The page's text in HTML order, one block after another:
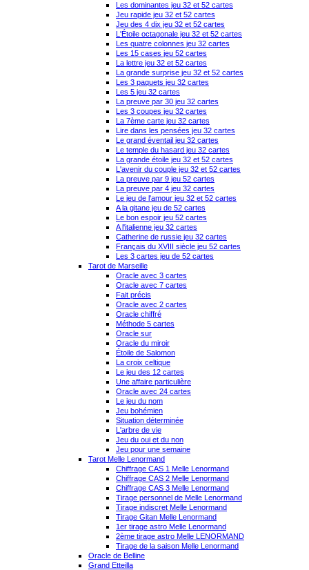
Les dominantes jeu 32 et 52 cartes
Jeu rapide jeu 32 et 52 cartes
Jeu des 4 dix jeu 32 et 52 cartes
L'Étoile octagonale jeu 32 et 52 cartes
Les quatre colonnes jeu 32 cartes
Les 15 cases jeu 52 cartes
La lettre jeu 32 et 52 cartes
La grande surprise jeu 32 et 52 cartes
Les 3 paquets jeu 32 cartes
Les 5 jeu 32 cartes
La preuve par 30 jeu 32 cartes
Les 3 coupes jeu 32 cartes
La 7ème carte jeu 32 cartes
Lire dans les pensées jeu 32 cartes
Le grand éventail jeu 32 cartes
Le temple du hasard jeu 32 cartes
La grande étoile jeu 32 et 52 cartes
L'avenir du couple jeu 32 et 52 cartes
La preuve par 9 jeu 52 cartes
La preuve par 4 jeu 32 cartes
Le jeu de l'amour jeu 32 et 52 cartes
A la gitane jeu de 52 cartes
Le bon espoir jeu 52 cartes
A l'italienne jeu 32 cartes
Catherine de russie jeu 32 cartes
Français du XVIII siècle jeu 52 cartes
Les 3 cartes jeu de 52 cartes
Tarot de Marseille
Oracle avec 3 cartes
Oracle avec 7 cartes
Fait précis
Oracle avec 2 cartes
Oracle chiffré
Méthode 5 cartes
Oracle sur
Oracle du miroir
Étoile de Salomon
La croix celtique
Le jeu des 12 cartes
Une affaire particulière
Oracle avec 24 cartes
Le jeu du nom
Jeu bohémien
Situation déterminée
L'arbre de vie
Jeu du oui et du non
Jeu pour une semaine
Tarot Melle Lenormand
Chiffrage CAS 1 Melle Lenormand
Chiffrage CAS 2 Melle Lenormand
Chiffrage CAS 3 Melle Lenormand
Tirage personnel de Melle Lenormand
Tirage indiscret Melle Lenormand
Tirage Gitan Melle Lenormand
1er tirage astro Melle Lenormand
2ème tirage astro Melle LENORMAND
Tirage de la saison Melle Lenormand
Oracle de Belline
Grand Etteilla